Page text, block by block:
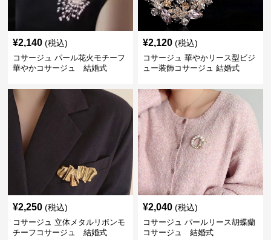
¥2,140 (税込)
コサージュ パール花火モチーフ
華やかコサージュ 結婚式
¥2,120 (税込)
コサージュ 華やかリース型ビジ
ュー装飾コサージュ 結婚式
¥2,250 (税込)
コサージュ 立体メタルリボンモ
チーフコサージュ 結婚式
¥2,040 (税込)
コサージュ パールリース胡蝶蘭
コサージュ 結婚式